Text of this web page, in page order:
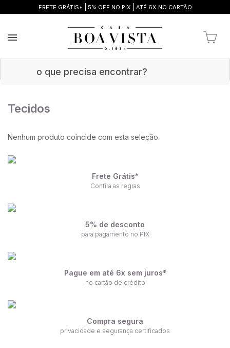
FRETE GRÁTIS* 5% OFF NO PIX ATÉ 6X NO CARTÃO
Tecidos
Nenhum produto coincide com esta seleção.
Frete Grátis*
Confira as regras
5% de desconto
para pagamento no PIX
Pague em até 6x sem juros*
no cartão de crédito
Compra segura
privacidade e segurança certificados